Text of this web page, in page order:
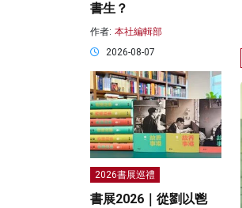
書生？
作者: 本社編輯部
2026-08-07
2026書展巡禮
書展2026｜從劉以鬯